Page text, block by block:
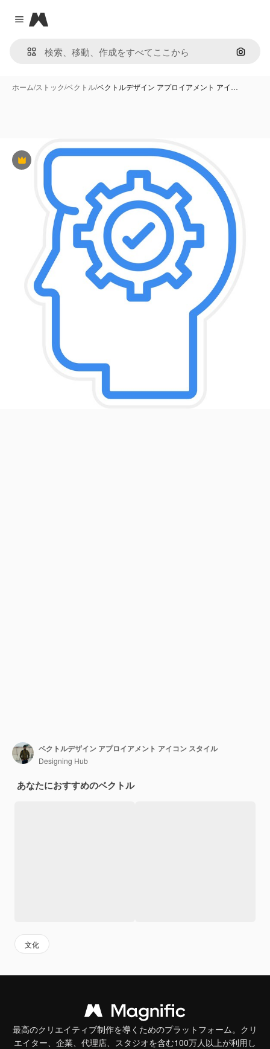
Close menu
Magnific
画像で
ホーム/ストック/ベクトル/ベクトルデザイン アプロイアメント アイ…
Premium
ベクトルデザイン アプロイアメント アイコン スタイル
Designing Hub
あなたにおすすめのベクトル
文化
最高のクリエイティブ制作を導くためのプラットフォーム。クリ
エイター、企業、代理店、スタジオを含む100万人以上が利用し